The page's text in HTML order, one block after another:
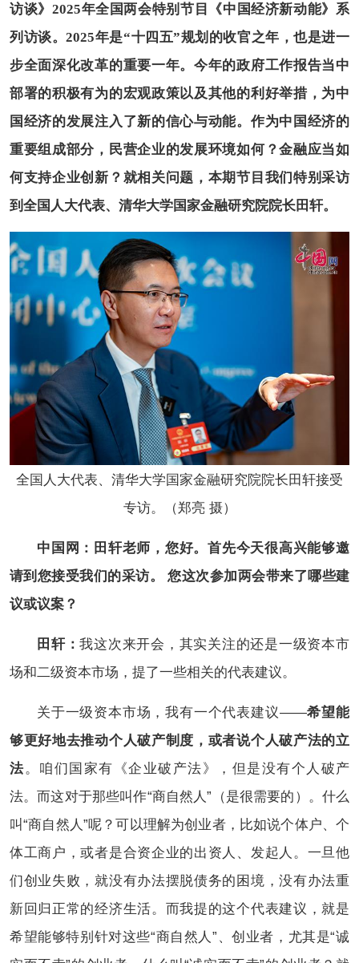
访谈》2025年全国两会特别节目《中国经济新动能》系
列访谈。2025年是“十四五”规划的收官之年，也是进一
步全面深化改革的重要一年。今年的政府工作报告当中
部署的积极有为的宏观政策以及其他的利好举措，为中
国经济的发展注入了新的信心与动能。作为中国经济的
重要组成部分，民营企业的发展环境如何？金融应当如
何支持企业创新？就相关问题，本期节目我们特别采访
到全国人大代表、清华大学国家金融研究院院长田轩。
全国人大代表、清华大学国家金融研究院院长田轩接受
专访。（郑亮 摄）
中国网：田轩老师，您好。首先今天很高兴能够邀
请到您接受我们的采访。 您这次参加两会带来了哪些建
议或议案？
田轩：我这次来开会，其实关注的还是一级资本市
场和二级资本市场，提了一些相关的代表建议。
关于一级资本市场，我有一个代表建议——希望能
够更好地去推动个人破产制度，或者说个人破产法的立
法。咱们国家有《企业破产法》，但是没有个人破产
法。而这对于那些叫作“商自然人”（是很需要的）。什么
叫“商自然人”呢？可以理解为创业者，比如说个体户、个
体工商户，或者是合资企业的出资人、发起人。一旦他
们创业失败，就没有办法摆脱债务的困境，没有办法重
新回归正常的经济生活。而我提的这个代表建议，就是
希望能够特别针对这些“商自然人”、创业者，尤其是“诚